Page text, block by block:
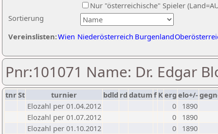
Sortierung
Nur "österreichische" Spieler
Vereinslisten:Wien Niederösterreich Burgenland
Pnr:101071 Name: Dr. Edgar
tnrSt turnier bdld rd datumf Kerg elo+/-
Elozahl per 01.04.2012
0
1890
Elozahl per 01.07.2012
0
1890
Elozahl per 01.10.2012
0
1890